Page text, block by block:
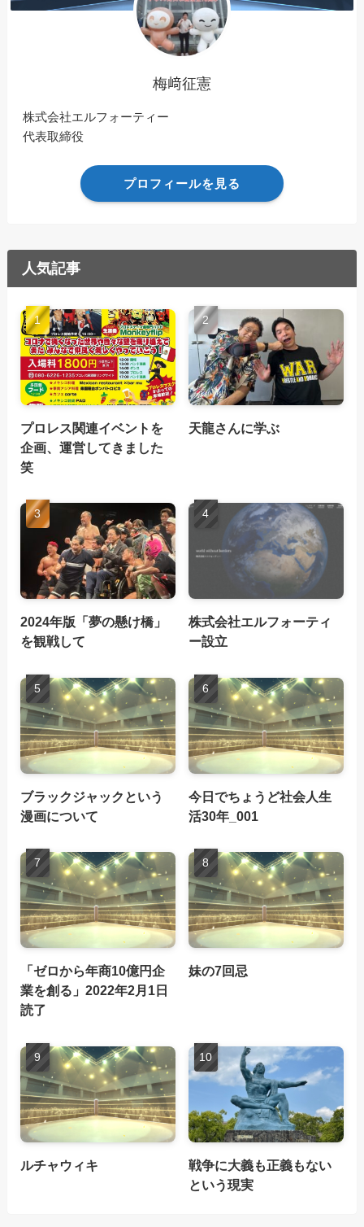
梅﨑征憲
株式会社エルフォーティー
代表取締役
プロフィールを見る
人気記事
プロレス関連イベントを
企画、運営してきました
笑
天龍さんに学ぶ
2024年版「夢の懸け橋」
を観戦して
株式会社エルフォーティ
ー設立
ブラックジャックという
漫画について
今日でちょうど社会人生
活30年_001
「ゼロから年商10億円企
業を創る」2022年2月1日
読了
妹の7回忌
ルチャウィキ
戦争に大義も正義もない
という現実